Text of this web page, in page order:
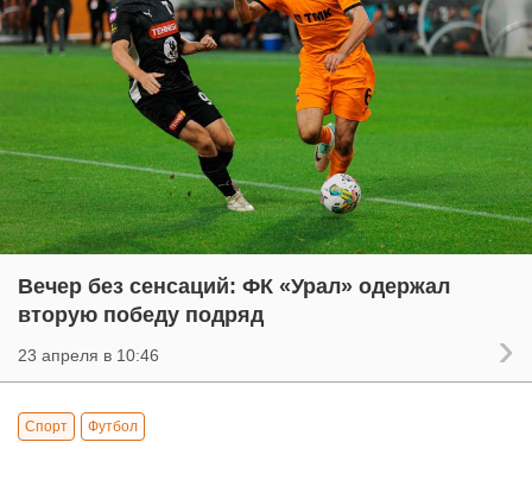
Вечер без сенсаций: ФК «Урал» одержал
вторую победу подряд
23 апреля в 10:46
Спорт Футбол